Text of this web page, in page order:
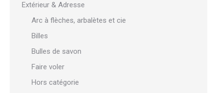
Extérieur & Adresse
Arc à flèches, arbalètes et cie
Billes
Bulles de savon
Faire voler
Hors catégorie